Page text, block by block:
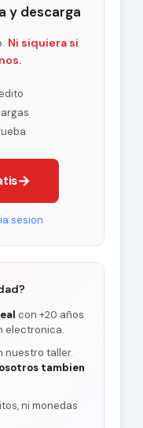
y descarga
Ni siquiera si
→
sesion
con +20 años
electronica.
nuestro taller.
tambien
ni monedas